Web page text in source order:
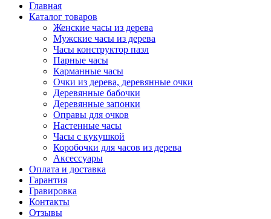
Главная
Каталог товаров
Женские часы из дерева
Мужские часы из дерева
Часы конструктор пазл
Парные часы
Карманные часы
Очки из дерева, деревянные очки
Деревянные бабочки
Деревянные запонки
Оправы для очков
Настенные часы
Часы с кукушкой
Коробочки для часов из дерева
Аксессуары
Оплата и доставка
Гарантия
Гравировка
Контакты
Отзывы